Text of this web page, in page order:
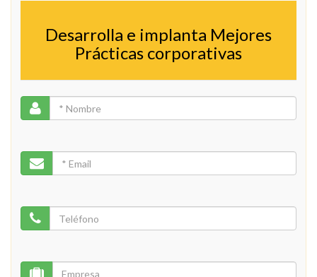
Desarrolla e implanta Mejores
Prácticas corporativas